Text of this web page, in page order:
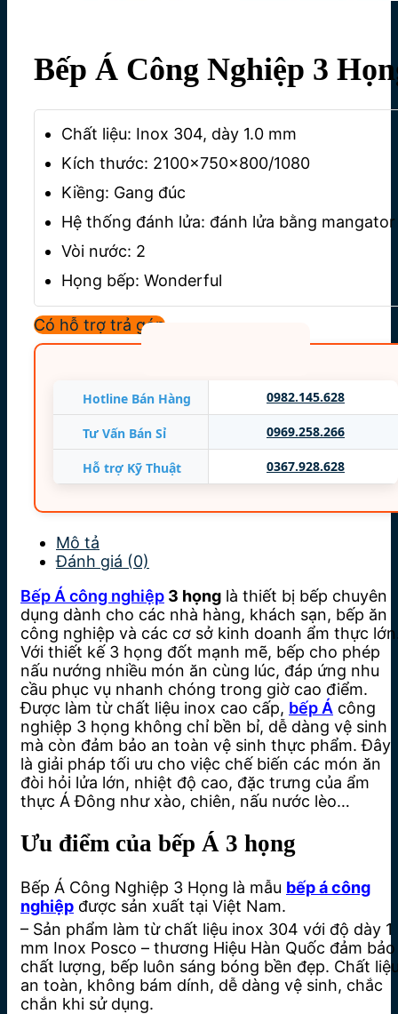
Bếp Á Công Nghiệp 3
Chất liệu: Inox 304, dày 1.0 mm
Kích thước: 2100x750x800/1080
Kiềng: Gang đúc
Hệ thống đánh lửa: đánh lửa bằng mangator
Vòi nước: 2
Họng bếp: Wonderful
Chân bếp: Chân có tăng chỉnh
Đạt tiêu: Hùng Cường
Có hỗ trợ trả góp
Hotline Bán Hàng 0982.145.628
Tư Vấn Bán Sỉ 0969.258.266
Hỗ trợ Kỹ Thuật 0367.928.628
Mô tả
Đánh giá (0)
Bếp Á công nghiệp 3 họng là thiết bị bếp chuyên
dụng dành cho các nhà hàng, khách sạn, bếp ăn
công nghiệp và các cơ sở kinh doanh ẩm thực
Với thiết kế 3 họng đốt mạnh mẽ, bếp cho phép
nấu nướng nhiều món ăn cùng lúc, đáp ứng nhu
cầu phục vụ nhanh chóng trong giờ cao điểm.
Được làm từ chất liệu inox cao cấp, bếp Á công
nghiệp 3 họng không chỉ bền bỉ, dễ dàng vệ sinh
mà còn đảm bảo an toàn vệ sinh thực phẩm. Đây
là giải pháp tối ưu cho việc chế biến các món ăn
đòi hỏi lửa lớn, nhiệt độ cao, đặc trưng của ẩm
thực Á Đông như xào, chiên, nấu nước lèo…
Ưu điểm của bếp Á 3 họng
Bếp Á Công Nghiệp 3 Họng là mẫu bếp á công
nghiệp được sản xuất tại Việt Nam.
– Sản phẩm làm từ chất liệu inox 304 với độ dày 1
mm Inox Posco – thương Hiệu Hàn Quốc đảm bảo
chất lượng, bếp luôn sáng bóng bền đẹp. Chất
an toàn, không bám dính, dễ dàng vệ sinh, chắc
chắn khi sử dụng.